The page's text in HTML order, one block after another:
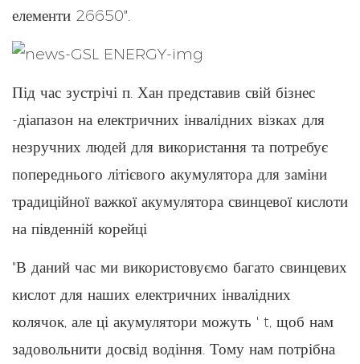
елементи 26650".
Під час зустрічі п. Хан представив свій бізнес
-діапазон на електричних інвалідних візках для
незручних людей для використання та потребує
попереднього літієвого акумулятора для заміни
традиційної важкої акумулятора свинцевої кислоти
на південній корейці
"В даний час ми використовуємо багато свинцевих
кислот для наших електричних інвалідних
колячок, але ці акумулятори можуть ' t, щоб нам
задовольнити досвід водіння. Тому нам потрібна